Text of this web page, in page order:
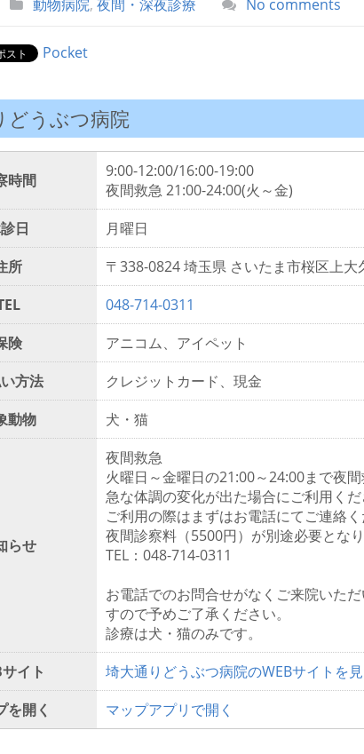
動物病院, 夜間・深夜診療 No comments
Pocket
どうぶつ病院
時間
9:00-12:00/16:00-19:00
夜間救急 21:00-24:00(火～金)
日
月曜日
所
〒338-0824 埼玉県 さいたま市桜区上大
048-714-0311
険
アニコム、アイペット
方法
クレジットカード、現金
動物
犬・猫
らせ
夜間救急
火曜日～金曜日の21:00～24:00まで夜間
急な体調の変化が出た場合にご利用くだ
ご利用の際はまずはお電話にてご連絡く
夜間診察料（5500円）が別途必要となり
TEL：048-714-0311
お電話でのお問合せがなくご来院いた
すので予めご了承ください。
診療は犬・猫のみです。
イト
埼大通りどうぶつ病院のWEBサイトを
を開く
マップアプリで開く